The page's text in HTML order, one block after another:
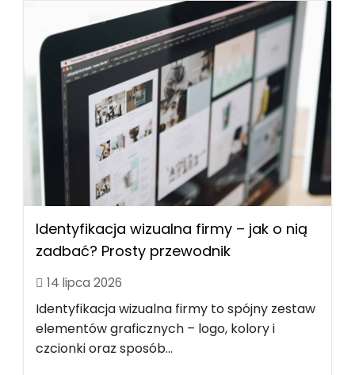
Identyfikacja wizualna firmy – jak o nią
zadbać? Prosty przewodnik
14 lipca 2026
Identyfikacja wizualna firmy to spójny zestaw
elementów graficznych – logo, kolory i
czcionki oraz sposób...